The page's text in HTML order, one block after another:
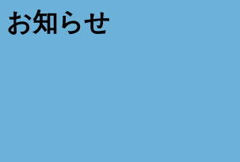
お知らせ